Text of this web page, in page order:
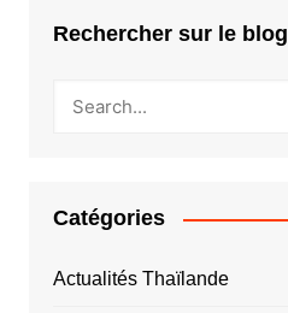
Rechercher sur le blog
Catégories
Actualités Thaïlande